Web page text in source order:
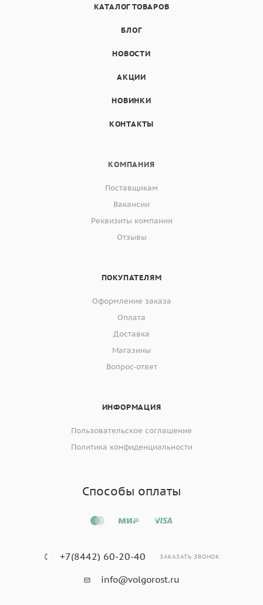
КАТАЛОГ ТОВАРОВ
БЛОГ
НОВОСТИ
АКЦИИ
НОВИНКИ
КОНТАКТЫ
КОМПАНИЯ
Поставщикам
Вакансии
Реквизиты компании
Отзывы
ПОКУПАТЕЛЯМ
Оформление заказа
Оплата
Доставка
Магазины
Вопрос-ответ
ИНФОРМАЦИЯ
Пользовательское соглашение
Политика конфиденциальности
Способы оплаты
+7(8442) 60-20-40 ЗАКАЗАТЬ ЗВОНОК
info@volgorost.ru